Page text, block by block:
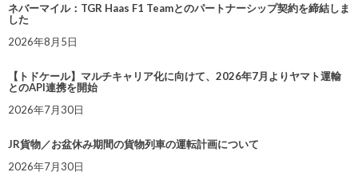
ネバーマイル：TGR Haas F1 Teamとのパートナーシップ契約を締結しま
した
2026年8月5日
【トドケール】マルチキャリア化に向けて、2026年7月よりヤマト運輸
とのAPI連携を開始
2026年7月30日
JR貨物／お盆休み期間の貨物列車の運転計画について
2026年7月30日